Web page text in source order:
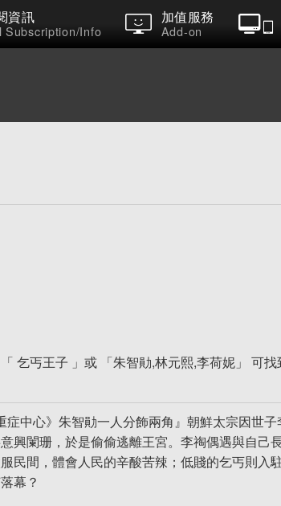
資訊
Subscription/Info
加值服務
Add-on
乞丐王子 」或 「朱智勛,林元熙,李荷妮」 可找
中心》朱智勛一人分飾兩角』朝鮮太宗因世
興闌珊，於是偷偷逃離王宮。李祹偶遇與自己
民間，體會人民的辛酸苦辣；低賤的乞丐則入
幕？